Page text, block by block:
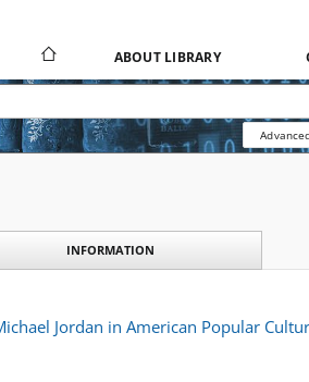
ABOUT LIBRARY
INFORMATION
Jordan in American Popular